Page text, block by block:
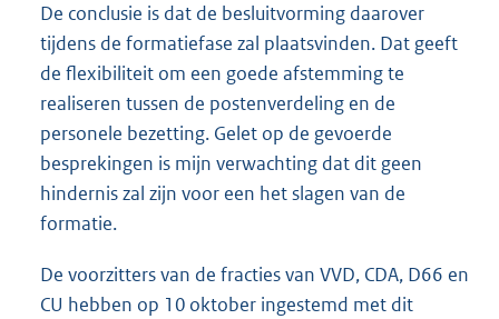
De conclusie is dat de besluitvorming daarover
tijdens de formatiefase zal plaatsvinden. Dat geeft
de flexibiliteit om een goede afstemming te
realiseren tussen de postenverdeling en de
personele bezetting. Gelet op de gevoerde
besprekingen is mijn verwachting dat dit geen
hindernis zal zijn voor een het slagen van de
formatie.
De voorzitters van de fracties van VVD, CDA, D66 en
CU hebben op 10 oktober ingestemd met dit